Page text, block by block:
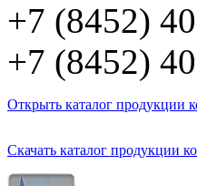
+7 (8452)
+7 (8452)
Открыть каталог продукции
Скачать каталог продукции